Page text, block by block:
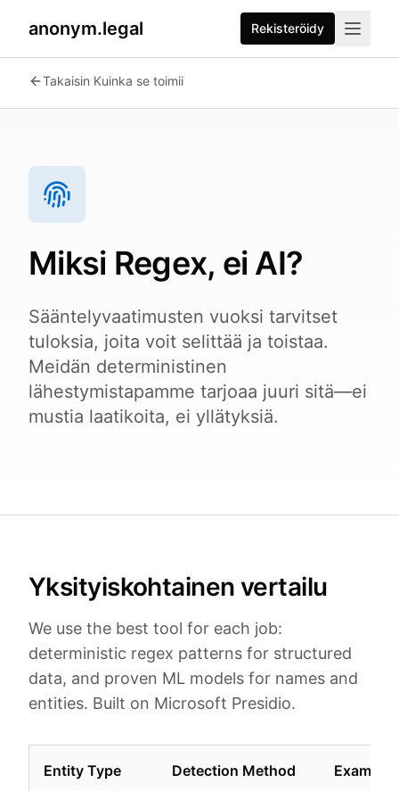
anonym.legal Rekisteröidy
Takaisin Kuinka se toimii
Miksi Regex, ei AI?
Sääntelyvaatimusten vuoksi tarvitset
tuloksia, joita voit selittää ja toistaa.
Meidän deterministinen
lähestymistapamme tarjoaa juuri sitä—ei
mustia laatikoita, ei yllätyksiä.
Yksityiskohtainen vertailu
We use the best tool for each job:
deterministic regex patterns for structured
data, and proven ML models for names and
entities. Built on Microsoft Presidio.
Entity Type Detection Method Examples